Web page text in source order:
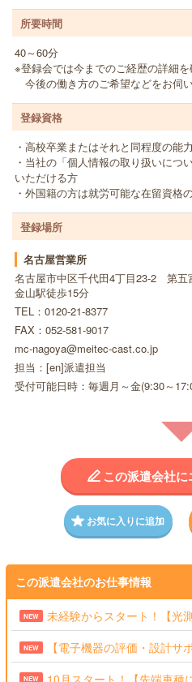
所要時間
40～60分
※登録会では今までのご経歴の詳細を
今後の働き方のご希望などをお伺
登録資格
・高校卒業またはそれと同程度の能
・当社の「個人情報の取り扱いにつ
いただける方
・外国籍の方は就労可能な在留資格
登録場所
名古屋営業所
名古屋市中区千代田4丁目23-2 第五
金山駅徒歩15分
TEL：0120-21-8377
FAX：052-581-9017
mc-nagoya@meitec-cast.co.jp
担当：[en]派遣担当
受付可能日時：毎週月～金(9:30～
この派遣会社
お気に入りに追加
この派遣会社のお仕事情報
NEW 未経験からスタート！【光
NEW 【電子機器の評価・設計
NEW 10月スタート！【先端車種